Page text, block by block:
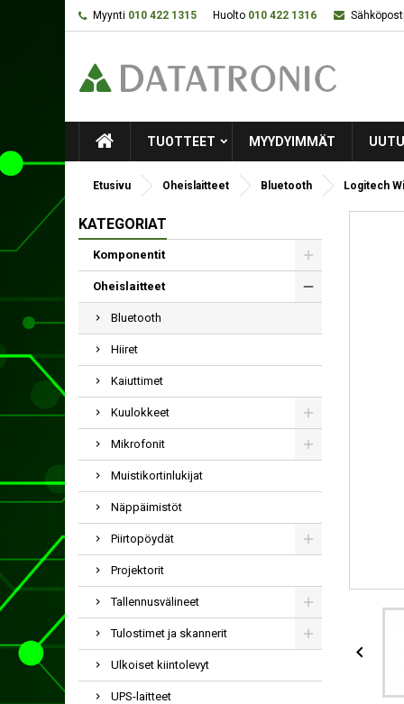
Myynti 010 422 1315 Huolto 010 422 1316
TUOTTEET MYYDYIMMÄT
Etusivu Oheislaitteet Bluetooth Logitech
KATEGORIAT
Komponentit
Oheislaitteet
Bluetooth
Hiiret
Kaiuttimet
Kuulokkeet
Mikrofonit
Muistikortinlukijat
Näppäimistöt
Piirtopöydät
Projektorit
Tallennusvälineet
Tulostimet ja skannerit
Ulkoiset kiintolevyt
UPS-laitteet
